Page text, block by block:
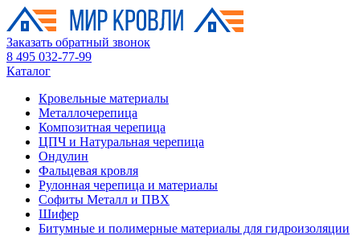
Заказать обратный звонок
8 495 032-77-99
Каталог
Кровельные материалы
Металлочерепица
Композитная черепица
ЦПЧ и Натуральная черепица
Ондулин
Фальцевая кровля
Рулонная черепица и материалы
Софиты Металл и ПВХ
Шифер
Битумные и полимерные материалы для гидроизоляции